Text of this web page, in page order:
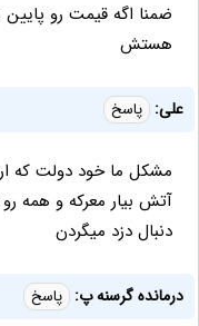
ضمنا اگه قیمت رو پایین
هستش
علی: پاسخ
مشکل ما خود دولت که
آتش بیار معرکه و همه
دنبال دزد میگردن
درمانده گرسنه پ: پاسخ